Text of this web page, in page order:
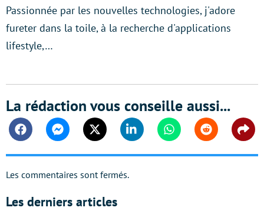
Passionnée par les nouvelles technologies, j'adore
fureter dans la toile, à la recherche d'applications
lifestyle,…
La rédaction vous conseille aussi...
FacebookMessengerTwitter Linkedin WhatsappReddit
Les commentaires sont fermés.
Les derniers articles